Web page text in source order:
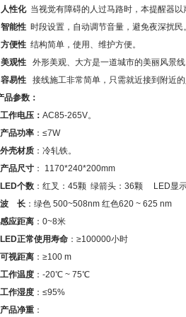
人性化 当视觉有障碍的人过马路时，本提醒器
智能性 时段设置，自动调节音量，避免夜深扰民。
方便性 结构简单，使用、维护方便。
美观性
外形美观、大方是一道城市的美丽风景线
容易性
接线施工非常简单，只需就近接到附近的
品参数：
工作电压： AC85-265V。
产品功率 ： ≤7W
外壳材质 ：冷轧铁。
产品尺寸 ：
1170*240*200mm
LED个数 ：红叉： 45颗 绿箭头：36颗 LED显
波 长 ：绿色 500~508nm 红色620 ~ 625 nm
感应距离 ： 0~8米
LED正常使用寿命 ： ≥100000小时
可视距离 ： ≥100 m
工作温度 ： -20℃ ~ 75℃
工作湿度 ： ≤95%
产品净重 ：